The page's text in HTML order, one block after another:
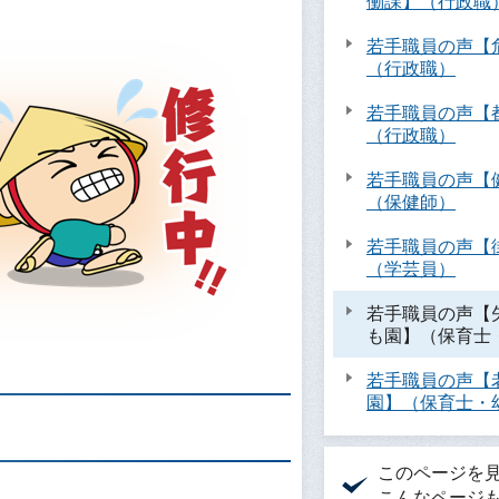
若手職員の声【
（行政職）
若手職員の声【
（行政職）
若手職員の声【
（保健師）
若手職員の声【
（学芸員）
若手職員の声【
も園】（保育
若手職員の声【
園】（保育士・
このページを